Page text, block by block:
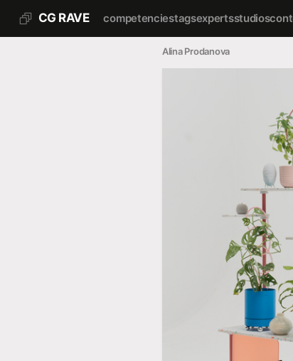
CG RAVE competenciestagsexpertsstudios
Alina Prodanova